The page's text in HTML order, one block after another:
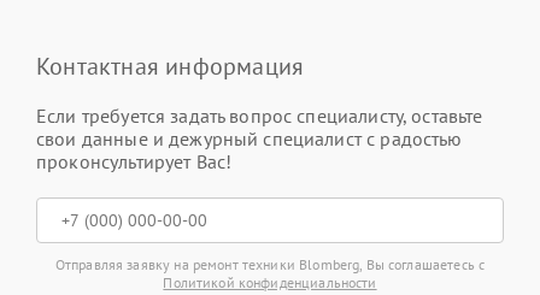
Контактная информация
Если требуется задать вопрос специалисту, оставьте
свои данные и дежурный специалист с радостью
проконсультирует Вас!
Отправляя заявку на ремонт техники Blomberg, Вы соглашаетесь с
Политикой конфиденциальности